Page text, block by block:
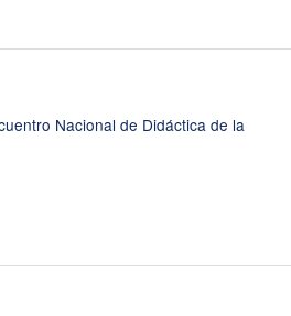
Nacional de Didáctica de la